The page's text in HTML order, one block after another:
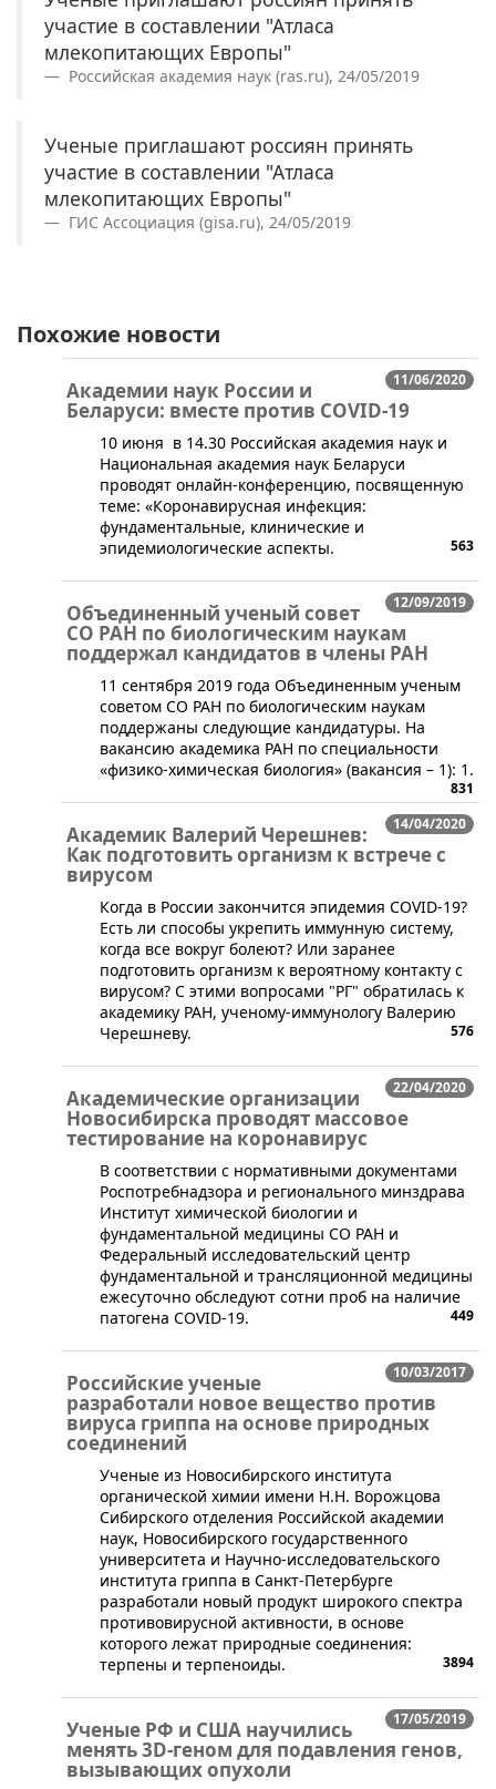
участие в составлении "Атласа
млекопитающих Европы"
Российская академия наук (ras.ru), 24/05/2019
Ученые приглашают россиян принять
участие в составлении "Атласа
млекопитающих Европы"
ГИС Ассоциация (gisa.ru), 24/05/2019
Похожие новости
11/06/2020
Академии наук России и
Беларуси: вместе против COVID-19
10 июня в 14.30 Российская академия наук и
Национальная академия наук Беларуси
проводят онлайн-конференцию, посвященную
теме: «Коронавирусная инфекция:
фундаментальные, клинические и
эпидемиологические аспекты.
563
12/09/2019
Объединенный ученый совет
СО РАН по биологическим наукам
поддержал кандидатов в члены РАН
​11 сентября 2019 года Объединенным ученым
советом СО РАН по биологическим наукам
поддержаны следующие кандидатуры. На
вакансию академика РАН по специальности
«физико-химическая биология» (вакансия – 1): 1.
831
14/04/2020
Академик Валерий Черешнев:
Как подготовить организм к встрече с
вирусом
​Когда в России закончится эпидемия COVID-19?
Есть ли способы укрепить иммунную систему,
когда все вокруг болеют? Или заранее
подготовить организм к вероятному контакту с
вирусом? С этими вопросами "РГ" обратилась к
академику РАН, ученому-иммунологу Валерию
Черешневу.
576
22/04/2020
Академические организации
Новосибирска проводят массовое
тестирование на коронавирус
​В соответствии с нормативными документами
Роспотребнадзора и регионального минздрава
Институт химической биологии и
фундаментальной медицины СО РАН и
Федеральный исследовательский центр
фундаментальной и трансляционной медицины
ежесуточно обследуют сотни проб на наличие
патогена COVID-19.
449
10/03/2017
Российские ученые
разработали новое вещество против
вируса гриппа на основе природных
соединений
​Ученые из Новосибирского института
органической химии имени Н.Н. Ворожцова
Сибирского отделения Российской академии
наук, Новосибирского государственного
университета и Научно-исследовательского
института гриппа в Санкт-Петербурге
разработали новый продукт широкого спектра
противовирусной активности, в основе
которого лежат природные соединения:
терпены и терпеноиды.
3894
17/05/2019
Ученые РФ и США научились
менять 3D-геном для подавления генов,
вызывающих опухоли